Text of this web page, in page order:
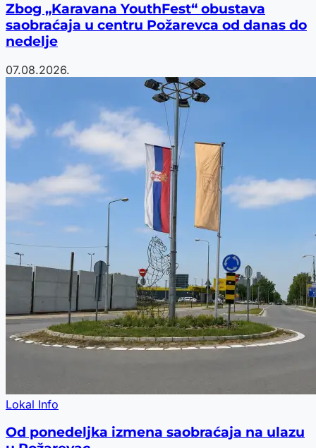
Zbog „Karavana YouthFest“ obustava
saobraćaja u centru Požarevca od danas do
nedelje
07.08.2026.
Lokal Info
Od ponedeljka izmena saobraćaja na ulazu